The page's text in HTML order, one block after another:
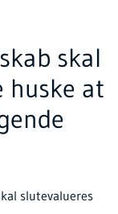
skal
huske at
slutevalueres